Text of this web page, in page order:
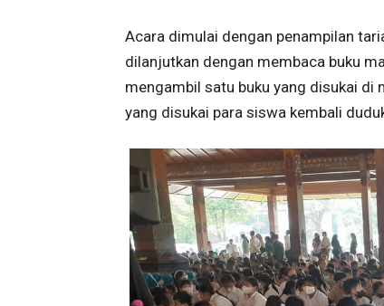
Acara dimulai dengan penampilan
dilanjutkan dengan membaca buku
mengambil satu buku yang disukai di
yang disukai para siswa kembali